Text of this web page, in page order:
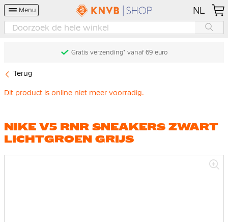
Menu NL
Gratis verzending* vanaf 69 euro
Terug
Dit product is online niet meer voorradig.
NIKE V5 RNR SNEAKERS ZWART
LICHTGROEN GRIJS